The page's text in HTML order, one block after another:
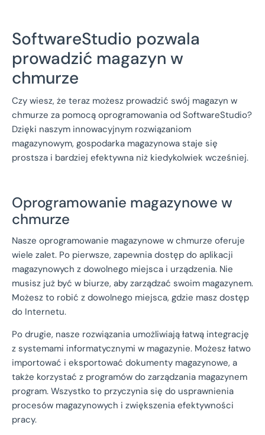
SoftwareStudio pozwala
prowadzić magazyn w
chmurze
Czy wiesz, że teraz możesz prowadzić swój magazyn w
chmurze za pomocą oprogramowania od SoftwareStudio?
Dzięki naszym innowacyjnym rozwiązaniom
magazynowym, gospodarka magazynowa staje się
prostsza i bardziej efektywna niż kiedykolwiek wcześniej.
Oprogramowanie magazynowe w
chmurze
Nasze oprogramowanie magazynowe w chmurze oferuje
wiele zalet. Po pierwsze, zapewnia dostęp do aplikacji
magazynowych z dowolnego miejsca i urządzenia. Nie
musisz już być w biurze, aby zarządzać swoim magazynem.
Możesz to robić z dowolnego miejsca, gdzie masz dostęp
do Internetu.
Po drugie, nasze rozwiązania umożliwiają łatwą integrację
z systemami informatycznymi w magazynie. Możesz łatwo
importować i eksportować dokumenty magazynowe, a
także korzystać z programów do zarządzania magazynem
program. Wszystko to przyczynia się do usprawnienia
procesów magazynowych i zwiększenia efektywności
pracy.